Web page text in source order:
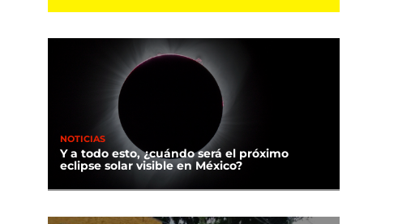
NOTICIAS
Y a todo esto, ¿cuándo será el próximo
eclipse solar visible en México?